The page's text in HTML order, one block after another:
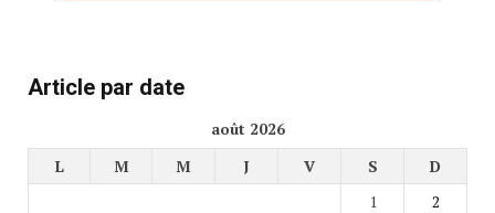
Article par date
août 2026
L
M M J V S
D
1
2